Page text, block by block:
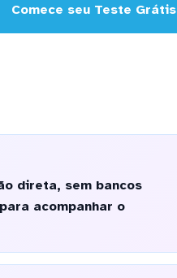
Comece seu Teste Grátis
direta, sem bancos
acompanhar o